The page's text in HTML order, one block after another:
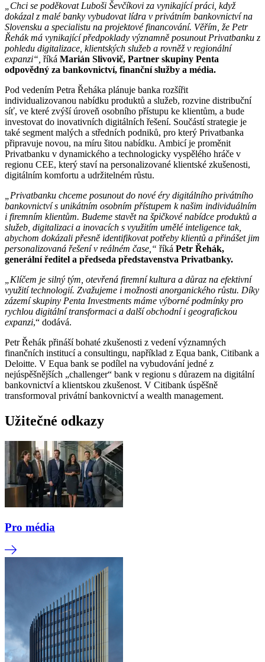
„Chci se poděkovat Luboši Ševčíkovi za vynikající práci, když
dokázal z malé banky vybudovat lídra v privátním bankovnictví na
Slovensku a specialistu na projektové financování. Věřím, že Petr
Řehák má vynikající předpoklady významně posunout Privatbanku z
pohledu digitalizace, klientských služeb a rovněž v regionální
expanzi“, říká Marián Slivovič, Partner skupiny Penta
odpovědný za bankovnictví, finanční služby a média.
Pod vedením Petra Řeháka plánuje banka rozšířit
individualizovanou nabídku produktů a služeb, rozvine distribuční
síť, ve které zvýší úroveň osobního přístupu ke klientům, a bude
investovat do inovativních digitálních řešení. Součástí strategie je
také segment malých a středních podniků, pro který Privatbanka
připravuje novou, na míru šitou nabídku. Ambicí je proměnit
Privatbanku v dynamického a technologicky vyspělého hráče v
regionu CEE, který staví na personalizované klientské zkušenosti,
digitálním komfortu a udržitelném růstu.
„Privatbanku chceme posunout do nové éry digitálního privátního
bankovnictví s unikátním osobním přístupem k našim individuálním
i firemním klientům. Budeme stavět na špičkové nabídce produktů a
služeb, digitalizaci a inovacích s využitím umělé inteligence tak,
abychom dokázali přesně identifikovat potřeby klientů a přinášet jim
personalizovaná řešení v reálném čase,“ říká Petr Řehák,
generální ředitel a předseda představenstva Privatbanky.
„Klíčem je silný tým, otevřená firemní kultura a důraz na efektivní
využití technologií. Zvažujeme i možnosti anorganického růstu. Díky
zázemí skupiny Penta Investments máme výborné podmínky pro
rychlou digitální transformaci a další obchodní i geografickou
expanzi,“ dodává.
Petr Řehák přináší bohaté zkušenosti z vedení významných
finančních institucí a consultingu, například z Equa bank, Citibank a
Deloitte. V Equa bank se podílel na vybudování jedné z
nejúspěšnějších „challenger“ bank v regionu s důrazem na digitální
bankovnictví a klientskou zkušenost. V Citibank úspěšně
transformoval privátní bankovnictví a wealth management.
Užitečné odkazy
Pro média